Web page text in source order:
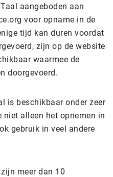
aangeboden aan
voor opname in de
tijd kan duren voordat
zijn op de website
waarmee de
doorgevoerd.
is beschikbaar onder zeer
alleen het opnemen in
gebruik in veel andere
zijn meer dan 10